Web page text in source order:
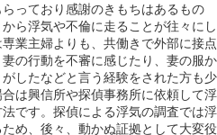
っており感謝のきもちはあるもの
ら浮気や不倫に走ることが往々にし
業主婦よりも、共働きで外部に接点
の行動を不審に感じたり、妻の服か
したなどと言う経験をされた方も少
は興信所や探偵事務所に依頼して浮
です。探偵による浮気の調査では浮
め、後々、動かぬ証拠として大変役